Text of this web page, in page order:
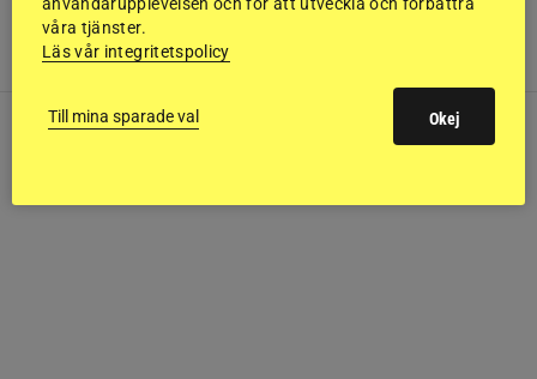
Jylland i förra veckan. Enligt en första bedömning från
danska myndigheter tyder mycket på att ponnyn kan
ha attackerats av varg.
våra tjänster.
Läs vår integritetspolicy
Till mina sparade val Okej